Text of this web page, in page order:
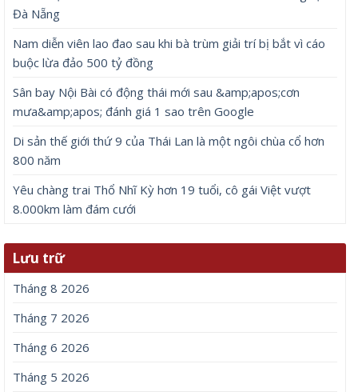
Đà Nẵng
Nam diễn viên lao đao sau khi bà trùm giải trí bị bắt vì cáo
buộc lừa đảo 500 tỷ đồng
Sân bay Nội Bài có động thái mới sau &amp;apos;cơn
mưa&amp;apos; đánh giá 1 sao trên Google
Di sản thế giới thứ 9 của Thái Lan là một ngôi chùa cổ hơn
800 năm
Yêu chàng trai Thổ Nhĩ Kỳ hơn 19 tuổi, cô gái Việt vượt
8.000km làm đám cưới
Lưu trữ
Tháng 8 2026
Tháng 7 2026
Tháng 6 2026
Tháng 5 2026